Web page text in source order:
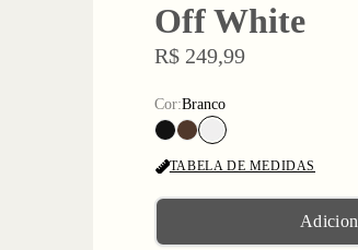
Off White
R$ 249,99
Cor:Branco
TABELA DE MEDIDAS